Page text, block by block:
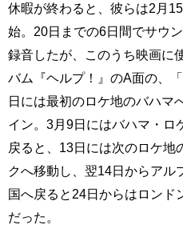
休暇が終わると、彼らは2月
始。20日までの6日間でサウ
録音したが、このうち映画に
バム『ヘルプ！』のA面の、
日には最初のロケ地のバハマ
イン。3月9日にはバハマ・ロ
戻ると、13日には次のロケ地
クへ移動し、翌14日からアル
国へ戻ると24日からはロンド
だった。